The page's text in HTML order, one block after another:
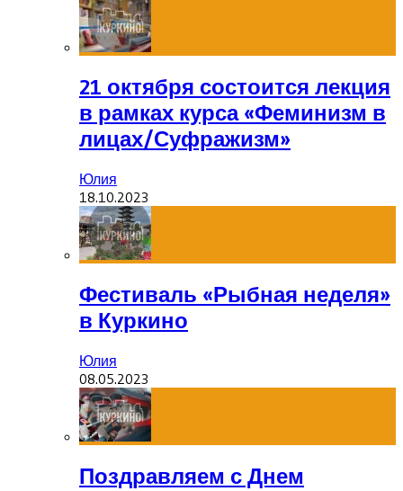
21 октября состоится лекция
в рамках курса «Феминизм в
лицах/Суфражизм»
Юлия
18.10.2023
Фестиваль «Рыбная неделя»
в Куркино
Юлия
08.05.2023
Поздравляем с Днем